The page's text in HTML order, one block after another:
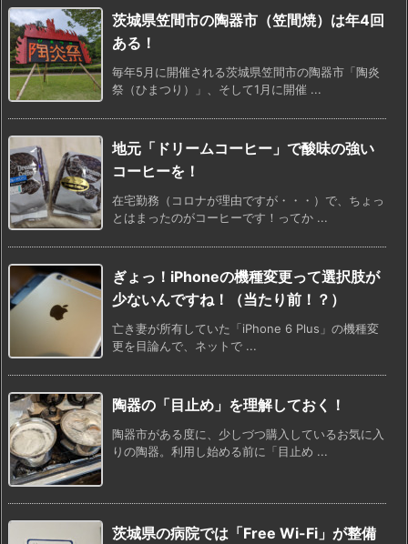
茨城県笠間市の陶器市（笠間焼）は年4回
ある！
毎年5月に開催される茨城県笠間市の陶器市「陶炎
祭（ひまつり）」、そして1月に開催 ...
地元「ドリームコーヒー」で酸味の強い
コーヒーを！
在宅勤務（コロナが理由ですが・・・）で、ちょっ
とはまったのがコーヒーです！ってか ...
ぎょっ！iPhoneの機種変更って選択肢が
少ないんですね！（当たり前！？）
亡き妻が所有していた「iPhone 6 Plus」の機種変
更を目論んで、ネットで ...
陶器の「目止め」を理解しておく！
陶器市がある度に、少しづつ購入しているお気に入
りの陶器。利用し始める前に「目止め ...
茨城県の病院では「Free Wi-Fi」が整備